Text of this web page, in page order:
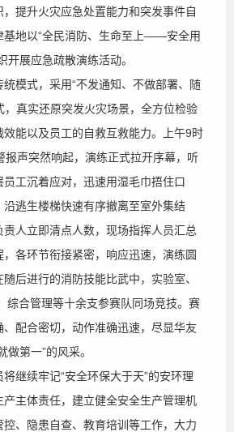
提升火灾应急处置能力和突发事件自
基地以“全民消防、生命至上——安全用
开展应急疏散演练活动。
模式，采用“不发通知、不做部署、随
，真实还原突发火灾场景，全方位检验
效能以及员工的自救互救能力。上午9时
报声突然响起，演练正式拉开序幕，听
工沉着应对，迅速用湿毛巾捂住口
逃生楼梯快速有序撤离至室外集结
责人立即清点人数，现场指挥人员汇总
各环节衔接紧密，响应迅速，演练圆
后进行的消防技能比武中，实验室、
综合管理等十余支参赛队同场竞技。赛
配合密切，动作准确迅速，尽显华友
做第一”的风采。
继续牢记“安全环保大于天”的安环理
主体责任，建立健全安全生产管理机
、隐患自查、教育培训等工作，大力